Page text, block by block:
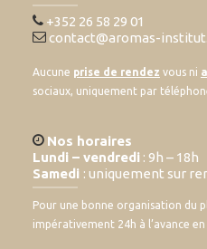
+352 26 58 29 01
contact@aromas-
Aucune prise de rendez vous ni
sociaux, uniquement par
Nos horaires
Lundi – vendredi : 9h – 18h
Samedi : uniquement sur
Pour une bonne organisation du
impérativement 24h à l’avance